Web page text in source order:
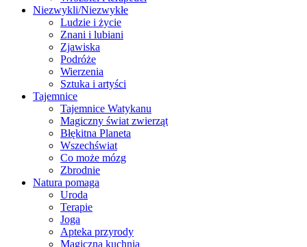
Niezwykli/Niezwykłe
Ludzie i życie
Znani i lubiani
Zjawiska
Podróże
Wierzenia
Sztuka i artyści
Tajemnice
Tajemnice Watykanu
Magiczny świat zwierząt
Błękitna Planeta
Wszechświat
Co może mózg
Zbrodnie
Natura pomaga
Uroda
Terapie
Joga
Apteka przyrody
Magiczna kuchnia